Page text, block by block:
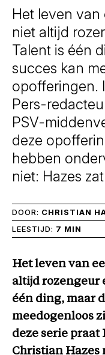
Het leven
niet altijd
Talent is één
succes kan
opofferingen.
Pers-
PSV-
deze
hebben
niet: Hazes
DOOR: CHRISTIAN
LEESTIJD: 7 MIN
Het leven van
altijd rozengeur
één ding, maar
meedogenloos
deze serie praat
Christian Hazes